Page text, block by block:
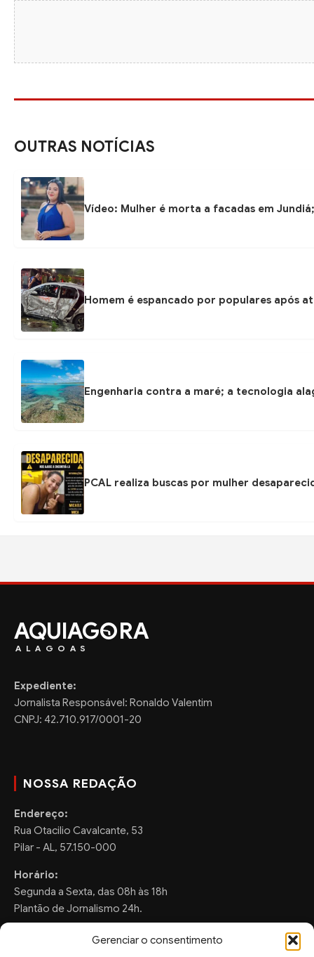
Gerenciar o consentimento
OUTRAS NOTÍCIAS
Vídeo: Mulher é morta a facadas em
Homem é espancado por populares após
Engenharia contra a maré; a tecnologia
PCAL realiza buscas por mulher
AQUIAG RA
ALAGOAS
Expediente:
Jornalista Responsável: Ronaldo Valentim
CNPJ: 42.710.917/0001-20
NOSSA REDAÇÃO
Endereço:
Rua Otacilio Cavalcante, 53
Pilar - AL, 57.150-000
Horário:
Segunda a Sexta, das 08h às 18h
Plantão de Jornalismo 24h.